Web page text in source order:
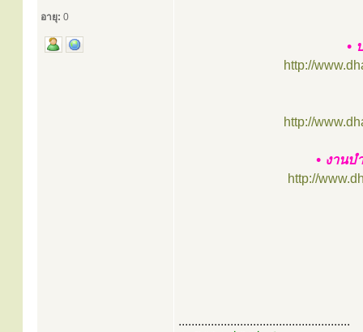
อายุ: 0
•
http://
http://
• งาน
http://
.....................................................